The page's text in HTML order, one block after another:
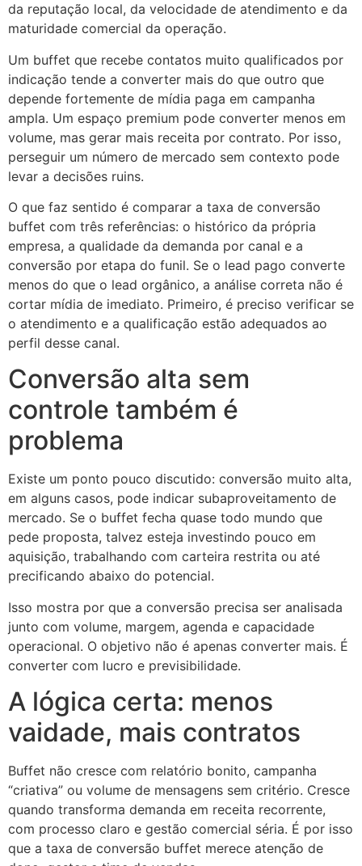
da reputação local, da velocidade de atendimento e da
maturidade comercial da operação.
Um buffet que recebe contatos muito qualificados por
indicação tende a converter mais do que outro que
depende fortemente de mídia paga em campanha
ampla. Um espaço premium pode converter menos em
volume, mas gerar mais receita por contrato. Por isso,
perseguir um número de mercado sem contexto pode
levar a decisões ruins.
O que faz sentido é comparar a taxa de conversão
buffet com três referências: o histórico da própria
empresa, a qualidade da demanda por canal e a
conversão por etapa do funil. Se o lead pago converte
menos do que o lead orgânico, a análise correta não é
cortar mídia de imediato. Primeiro, é preciso verificar se
o atendimento e a qualificação estão adequados ao
perfil desse canal.
Conversão alta sem
controle também é
problema
Existe um ponto pouco discutido: conversão muito alta,
em alguns casos, pode indicar subaproveitamento de
mercado. Se o buffet fecha quase todo mundo que
pede proposta, talvez esteja investindo pouco em
aquisição, trabalhando com carteira restrita ou até
precificando abaixo do potencial.
Isso mostra por que a conversão precisa ser analisada
junto com volume, margem, agenda e capacidade
operacional. O objetivo não é apenas converter mais. É
converter com lucro e previsibilidade.
A lógica certa: menos
vaidade, mais contratos
Buffet não cresce com relatório bonito, campanha
“criativa” ou volume de mensagens sem critério. Cresce
quando transforma demanda em receita recorrente,
com processo claro e gestão comercial séria. É por isso
que a taxa de conversão buffet merece atenção de